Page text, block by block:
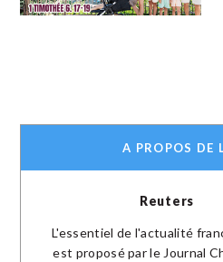
A PROPOS DE
Reuters
L'essentiel de l'actualité
est proposé par le Journal